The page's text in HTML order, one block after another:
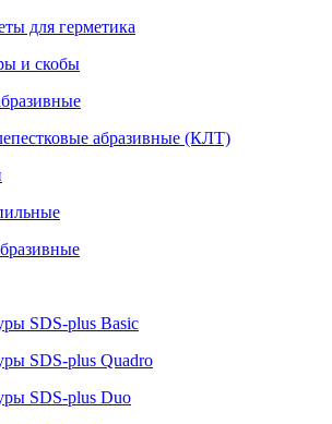
для герметика
и скобы
абразивные (КЛТ)
SDS-plus Basic
SDS-plus Quadro
SDS-plus Duo